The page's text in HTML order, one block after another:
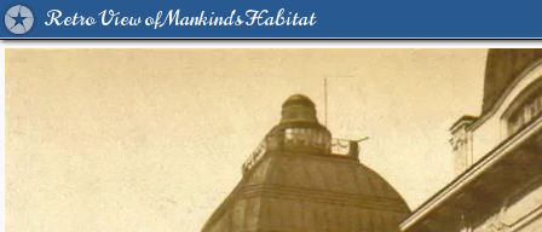
Retro View of Mankind's Habitat